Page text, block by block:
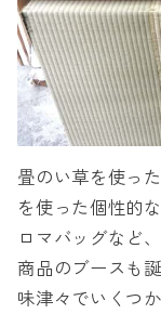
畳のい草を使っ
を使った個性的
ロマバッグなど
商品のブースも
味津々でいくつ